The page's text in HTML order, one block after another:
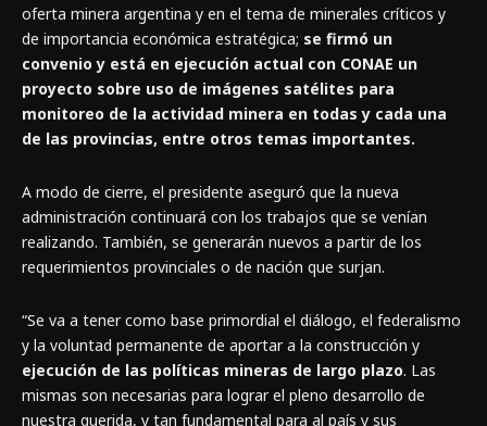
oferta minera argentina y en el tema de minerales críticos y
de importancia económica estratégica; se firmó un
convenio y está en ejecución actual con CONAE un
proyecto sobre uso de imágenes satélites para
monitoreo de la actividad minera en todas y cada una
de las provincias, entre otros temas importantes.
A modo de cierre, el presidente aseguró que la nueva
administración continuará con los trabajos que se venían
realizando. También, se generarán nuevos a partir de los
requerimientos provinciales o de nación que surjan.
“Se va a tener como base primordial el diálogo, el federalismo
y la voluntad permanente de aportar a la construcción y
ejecución de las políticas mineras de largo plazo. Las
mismas son necesarias para lograr el pleno desarrollo de
nuestra querida, y tan fundamental para al país y sus